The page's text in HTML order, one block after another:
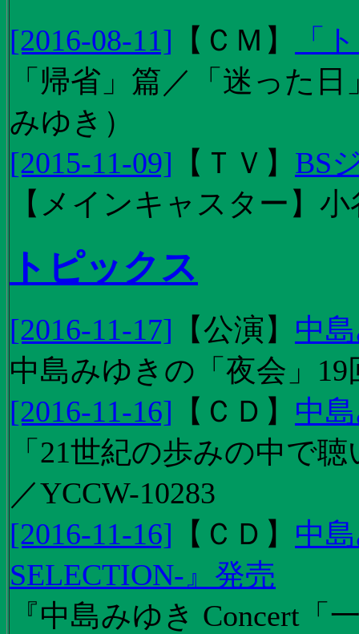
[2016-08-11] 【 ＣＭ 】
「
「帰省」篇／「迷った
みゆき）
[2015-11-09] 【 ＴＶ 】 BS
【メインキャスター】
トピックス
[2016-11-17] 【公演 】 中
中島みゆきの「夜会」
[2016-11-16] 【 ＣＤ 】 中
「21世紀の歩みの中で
／YCCW-10283
[2016-11-16] 【 ＣＤ 】 中
SELECTION-』発売
『中島みゆき Concert